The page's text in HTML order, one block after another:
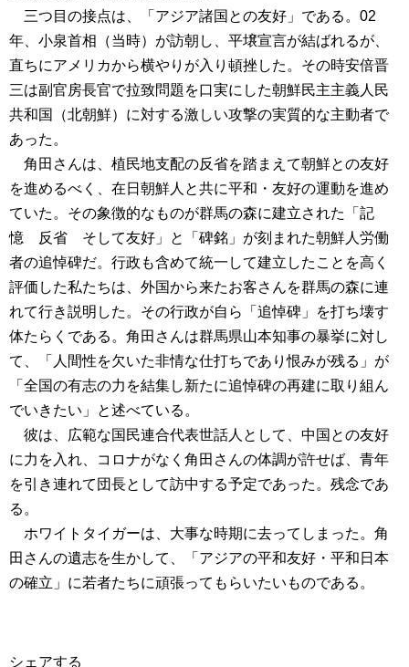
三つ目の接点は、「アジア諸国との友好」である。02
年、小泉首相（当時）が訪朝し、平壌宣言が結ばれるが、
直ちにアメリカから横やりが入り頓挫した。その時安倍晋
三は副官房長官で拉致問題を口実にした朝鮮民主主義人民
共和国（北朝鮮）に対する激しい攻撃の実質的な主動者で
あった。
角田さんは、植民地支配の反省を踏まえて朝鮮との友好
を進めるべく、在日朝鮮人と共に平和・友好の運動を進め
ていた。その象徴的なものが群馬の森に建立された「記
憶 反省 そして友好」と「碑銘」が刻まれた朝鮮人労働
者の追悼碑だ。行政も含めて統一して建立したことを高く
評価した私たちは、外国から来たお客さんを群馬の森に連
れて行き説明した。その行政が自ら「追悼碑」を打ち壊す
体たらくである。角田さんは群馬県山本知事の暴挙に対し
て、「人間性を欠いた非情な仕打ちであり恨みが残る」が
「全国の有志の力を結集し新たに追悼碑の再建に取り組ん
でいきたい」と述べている。
彼は、広範な国民連合代表世話人として、中国との友好
に力を入れ、コロナがなく角田さんの体調が許せば、青年
を引き連れて団長として訪中する予定であった。残念であ
る。
ホワイトタイガーは、大事な時期に去ってしまった。角
田さんの遺志を生かして、「アジアの平和友好・平和日本
の確立」に若者たちに頑張ってもらいたいものである。
シェアする